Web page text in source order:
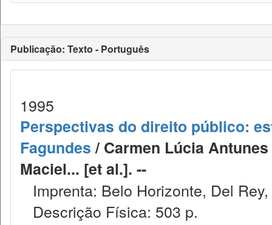
Publicação: Texto - Português
1995
Perspectivas do direito público:
Fagundes/ Carmen Lúcia
Maciel... [et al.]. --
Imprenta: Belo Horizonte, Del
Descrição Física: 503 p.